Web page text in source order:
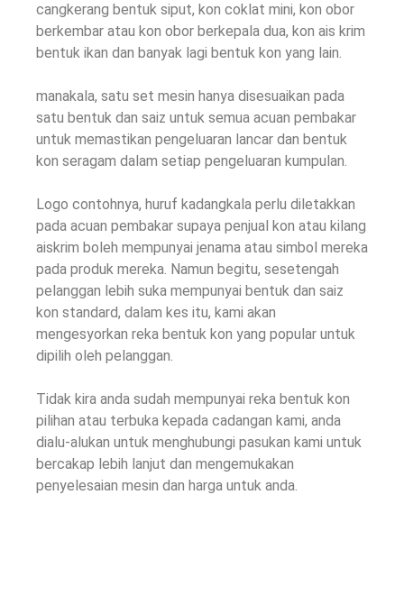
cangkerang bentuk siput, kon coklat mini, kon obor
berkembar atau kon obor berkepala dua, kon ais krim
bentuk ikan dan banyak lagi bentuk kon yang lain.
manakala, satu set mesin hanya disesuaikan pada
satu bentuk dan saiz untuk semua acuan pembakar
untuk memastikan pengeluaran lancar dan bentuk
kon seragam dalam setiap pengeluaran kumpulan.
Logo contohnya, huruf kadangkala perlu diletakkan
pada acuan pembakar supaya penjual kon atau kilang
aiskrim boleh mempunyai jenama atau simbol mereka
pada produk mereka. Namun begitu, sesetengah
pelanggan lebih suka mempunyai bentuk dan saiz
kon standard, dalam kes itu, kami akan
mengesyorkan reka bentuk kon yang popular untuk
dipilih oleh pelanggan.
Tidak kira anda sudah mempunyai reka bentuk kon
pilihan atau terbuka kepada cadangan kami, anda
dialu-alukan untuk menghubungi pasukan kami untuk
bercakap lebih lanjut dan mengemukakan
penyelesaian mesin dan harga untuk anda.